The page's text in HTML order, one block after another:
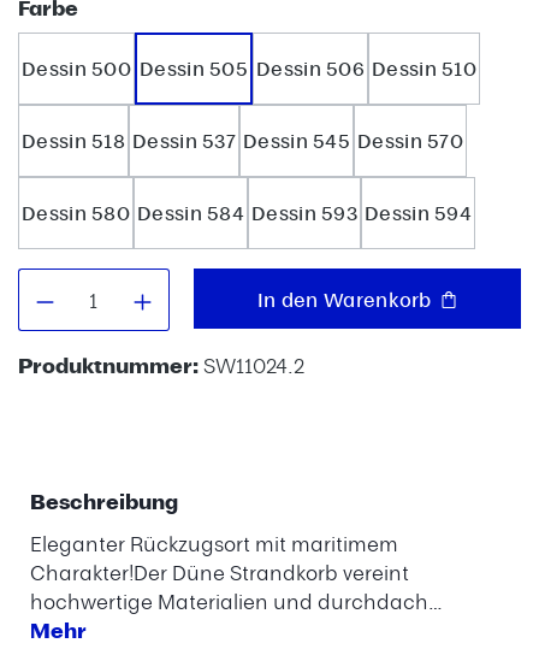
Farbeauswählen
Dessin 500 Dessin 505 Dessin 506 Dessin 510
Dessin 518 Dessin 537 Dessin 545 Dessin 570
Dessin 580 Dessin 584 Dessin 593 Dessin 594
Produkt Anzahl: Gib denIn den Warenkorb
Produktnummer:SW11024.2
Beschreibung
Eleganter Rückzugsort mit maritimem
Charakter!Der Düne Strandkorb vereint
hochwertige Materialien und durchdach…
Mehr